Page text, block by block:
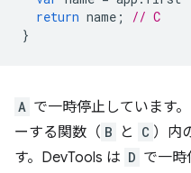
return name ;
// C
}
A で一時停止しています。
ーする関数（ B と C ）内
す。DevTools は D で一時